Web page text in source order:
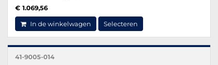
€ 1.069,56
In de winkelwagen Selecteren
41-9005-014